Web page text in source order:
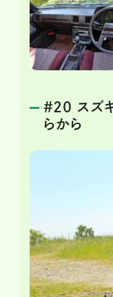
＃20 スズ
らから